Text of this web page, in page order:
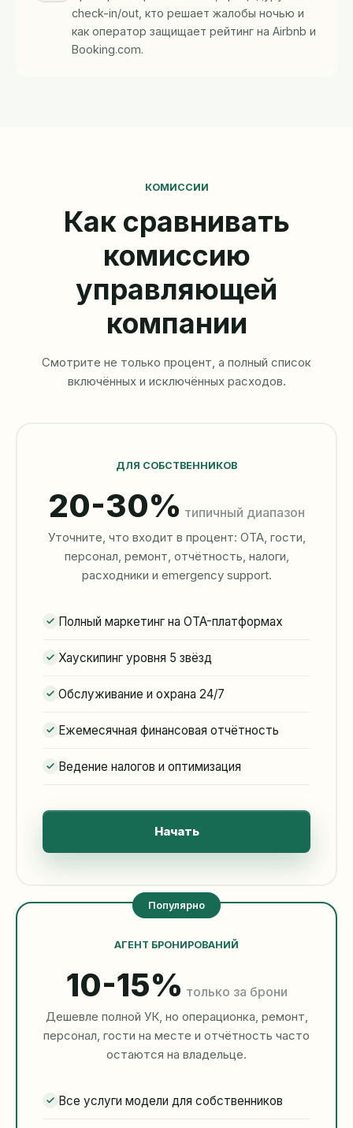
check-in/out, кто решает жалобы ночью и
как оператор защищает рейтинг на Airbnb и
Booking.com.
КОМИССИИ
Как сравнивать
комиссию
управляющей
компании
Смотрите не только процент, а полный список
включённых и исключённых расходов.
ДЛЯ СОБСТВЕННИКОВ
20-30% типичный диапазон
Уточните, что входит в процент: OTA, гости,
персонал, ремонт, отчётность, налоги,
расходники и emergency support.
Полный маркетинг на OTA-платформах
Хаускипинг уровня 5 звёзд
Обслуживание и охрана 24/7
Ежемесячная финансовая отчётность
Ведение налогов и оптимизация
Начать
Популярно
АГЕНТ БРОНИРОВАНИЙ
10-15% только за брони
Дешевле полной УК, но операционка, ремонт,
персонал, гости на месте и отчётность часто
остаются на владельце.
Все услуги модели для собственников